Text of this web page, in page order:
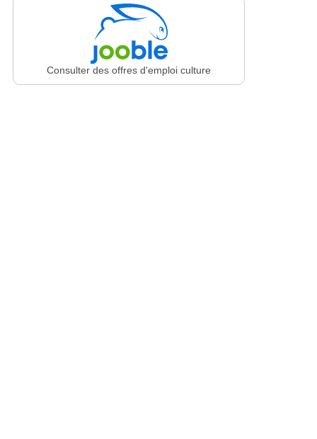
Consulter des offres d'emploi culture